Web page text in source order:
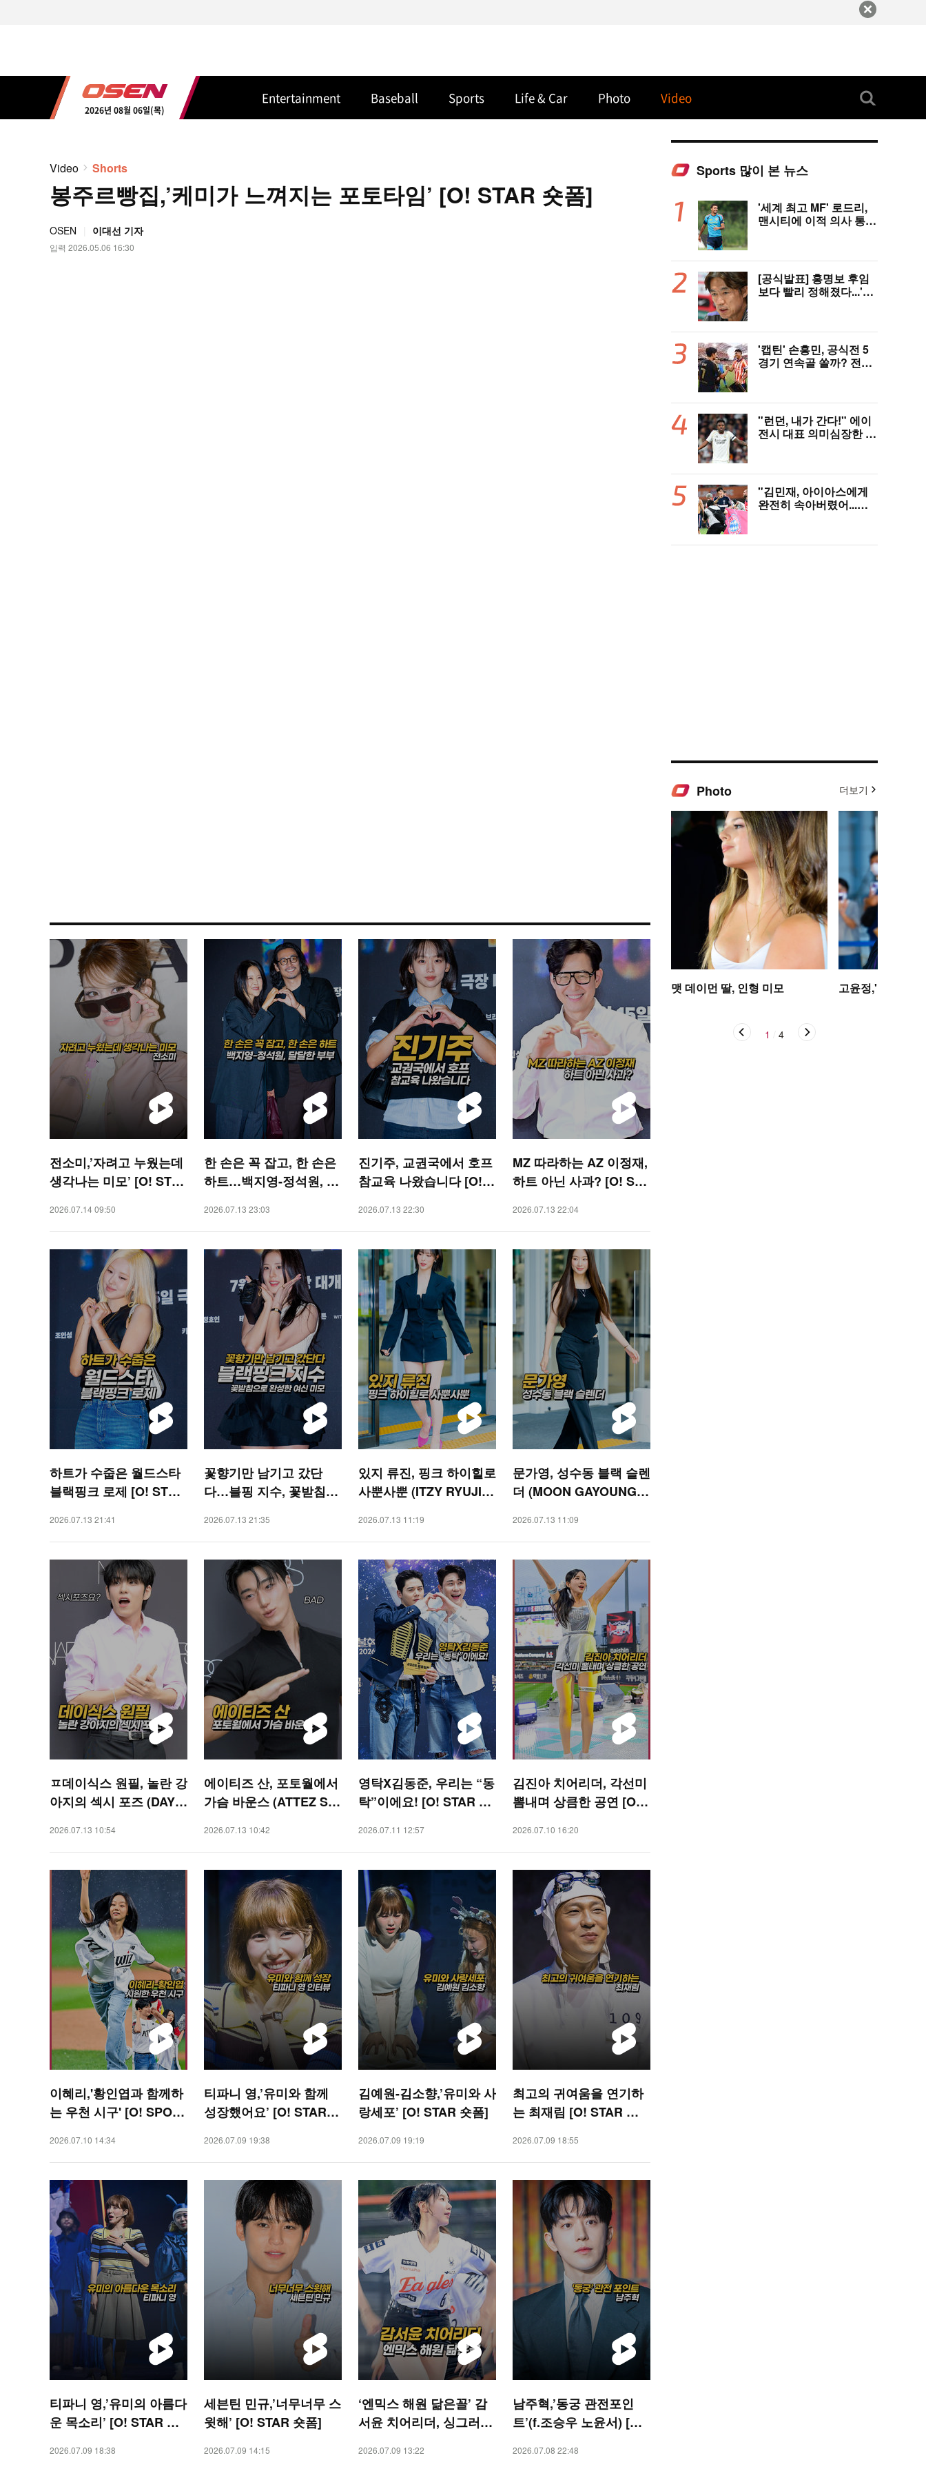
2026년 08월 06일(목)
Entertainment Baseball Sports Life & Car Photo Video
Video Shorts
봉주르빵집,’케미가 느껴지는 포토타임’ [O! STAR 숏폼]
OSEN 이대선 기자
입력 2026.05.06 16:30
전소미,’자려고 누웠는데
생각나는 미모’ [O! STA
2026.07.14 09:50
한 손은 꼭 잡고, 한 손은
하트…백지영-정석원, 달
폼]
2026.07.13 23:03
진기주, 교권국에서 호프
참교육 나왔습니다 [O! S
2026.07.13 22:30
MZ 따라하는 AZ 이정재,
하트 아닌 사과? [O! STA
2026.07.13 22:04
하트가 수줍은 월드스타
블랙핑크 로제 [O! STAR
2026.07.13 21:41
꽃향기만 남기고 갔단
다…블핑 지수, 꽃받침으
STAR 숏폼]
2026.07.13 21:35
있지 류진, 핑크 하이힐로
사뿐사뿐 (ITZY RYUJIN)
2026.07.13 11:19
문가영, 성수동 블랙 슬렌
더 (MOON GAYOUNG)
2026.07.13 11:09
ㅍ데이식스 원필, 놀란 강
아지의 섹시 포즈 (DAY6
폼]
2026.07.13 10:54
에이티즈 산, 포토월에서
가슴 바운스 (ATTEZ SA
2026.07.13 10:42
영탁X김동준, 우리는 “동
탁”이에요! [O! STAR 숏
2026.07.11 12:57
김진아 치어리더, 각선미
뽐내며 상큼한 공연 [O!
2026.07.10 16:20
이혜리,'황인엽과 함께하
는 우천 시구' [O! SPOR
2026.07.10 14:34
티파니 영,’유미와 함께
성장했어요’ [O! STAR
2026.07.09 19:38
김예원-김소향,’유미와 사
랑세포’ [O! STAR 숏폼]
2026.07.09 19:19
최고의 귀여움을 연기하
는 최재림 [O! STAR 숏
2026.07.09 18:55
티파니 영,’유미의 아름다
운 목소리’ [O! STAR 숏
2026.07.09 18:38
세븐틴 민규,’너무너무 스
윗해’ [O! STAR 숏폼]
2026.07.09 14:15
‘엔믹스 해원 닮은꼴’ 감
서윤 치어리더, 싱그러운
2026.07.09 13:22
남주혁,’동궁 관전포인
트’(f.조승우 노윤서) [O!
2026.07.08 22:48
Sports 많이 본 뉴스
'세계 최고 MF' 로드리,
맨시티에 이적 의사 통
까지
[공식발표] 홍명보 후임
보다 빨리 정해졌다...'이
월 A매치 에콰도르·우루
과이와 2연전
'캡틴' 손흥민, 공식전 5
경기 연속골 쏠까? 전반
1 전반 종료
"런던, 내가 간다!" 에이
전시 대표 의미심장한 예
"김민재, 아이아스에게
완전히 속아버렸어...어
Photo 더보기
맷 데이먼 딸, 인형 미모 고윤정,'탄성을
1 4